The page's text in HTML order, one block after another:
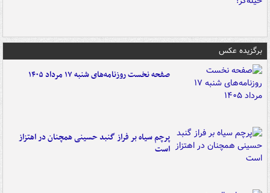
برگزیده عکس
صفحه نخست روزنامه‌های شنبه ۱۷ مرداد ۱۴۰۵
پرچم سیاه بر فراز گنبد حسینی همچنان در اهتزاز
است